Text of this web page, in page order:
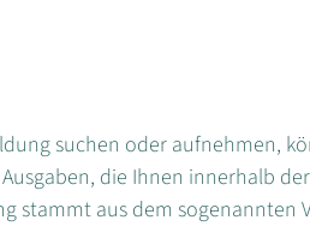
suchen oder aufnehmen,
die Ihnen innerhalb
stammt aus dem sogenannten